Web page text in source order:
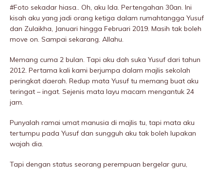
#Foto sekadar hiasa.. Oh, aku Ida. Pertengahan 30an. Ini
kisah aku yang jadi orang ketiga dalam rumahtangga Yusuf
dan Zulaikha, Januari hingga Februari 2019. Masih tak boleh
move on. Sampai sekarang. Allahu.
Memang cuma 2 bulan. Tapi aku dah suka Yusuf dari tahun
2012. Pertama kali kami berjumpa dalam majlis sekolah
peringkat daerah. Redup mata Yusuf tu memang buat aku
teringat – ingat. Sejenis mata layu macam mengantuk 24
jam.
Punyalah ramai umat manusia di majlis tu, tapi mata aku
tertumpu pada Yusuf dan sungguh aku tak boleh lupakan
wajah dia.
Tapi dengan status seorang perempuan bergelar guru,